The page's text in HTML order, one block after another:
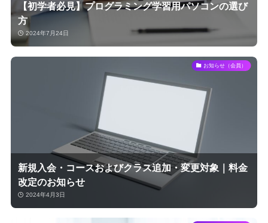
【初学者必見】プログラミング学習用パソコンの選び
方
2024年7月24日
お知らせ（会員）
新規入会・コースおよびクラス追加・変更対象｜料金
改定のお知らせ
2024年4月3日